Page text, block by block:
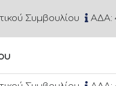
Συμβουλίου ΑΔΑ: